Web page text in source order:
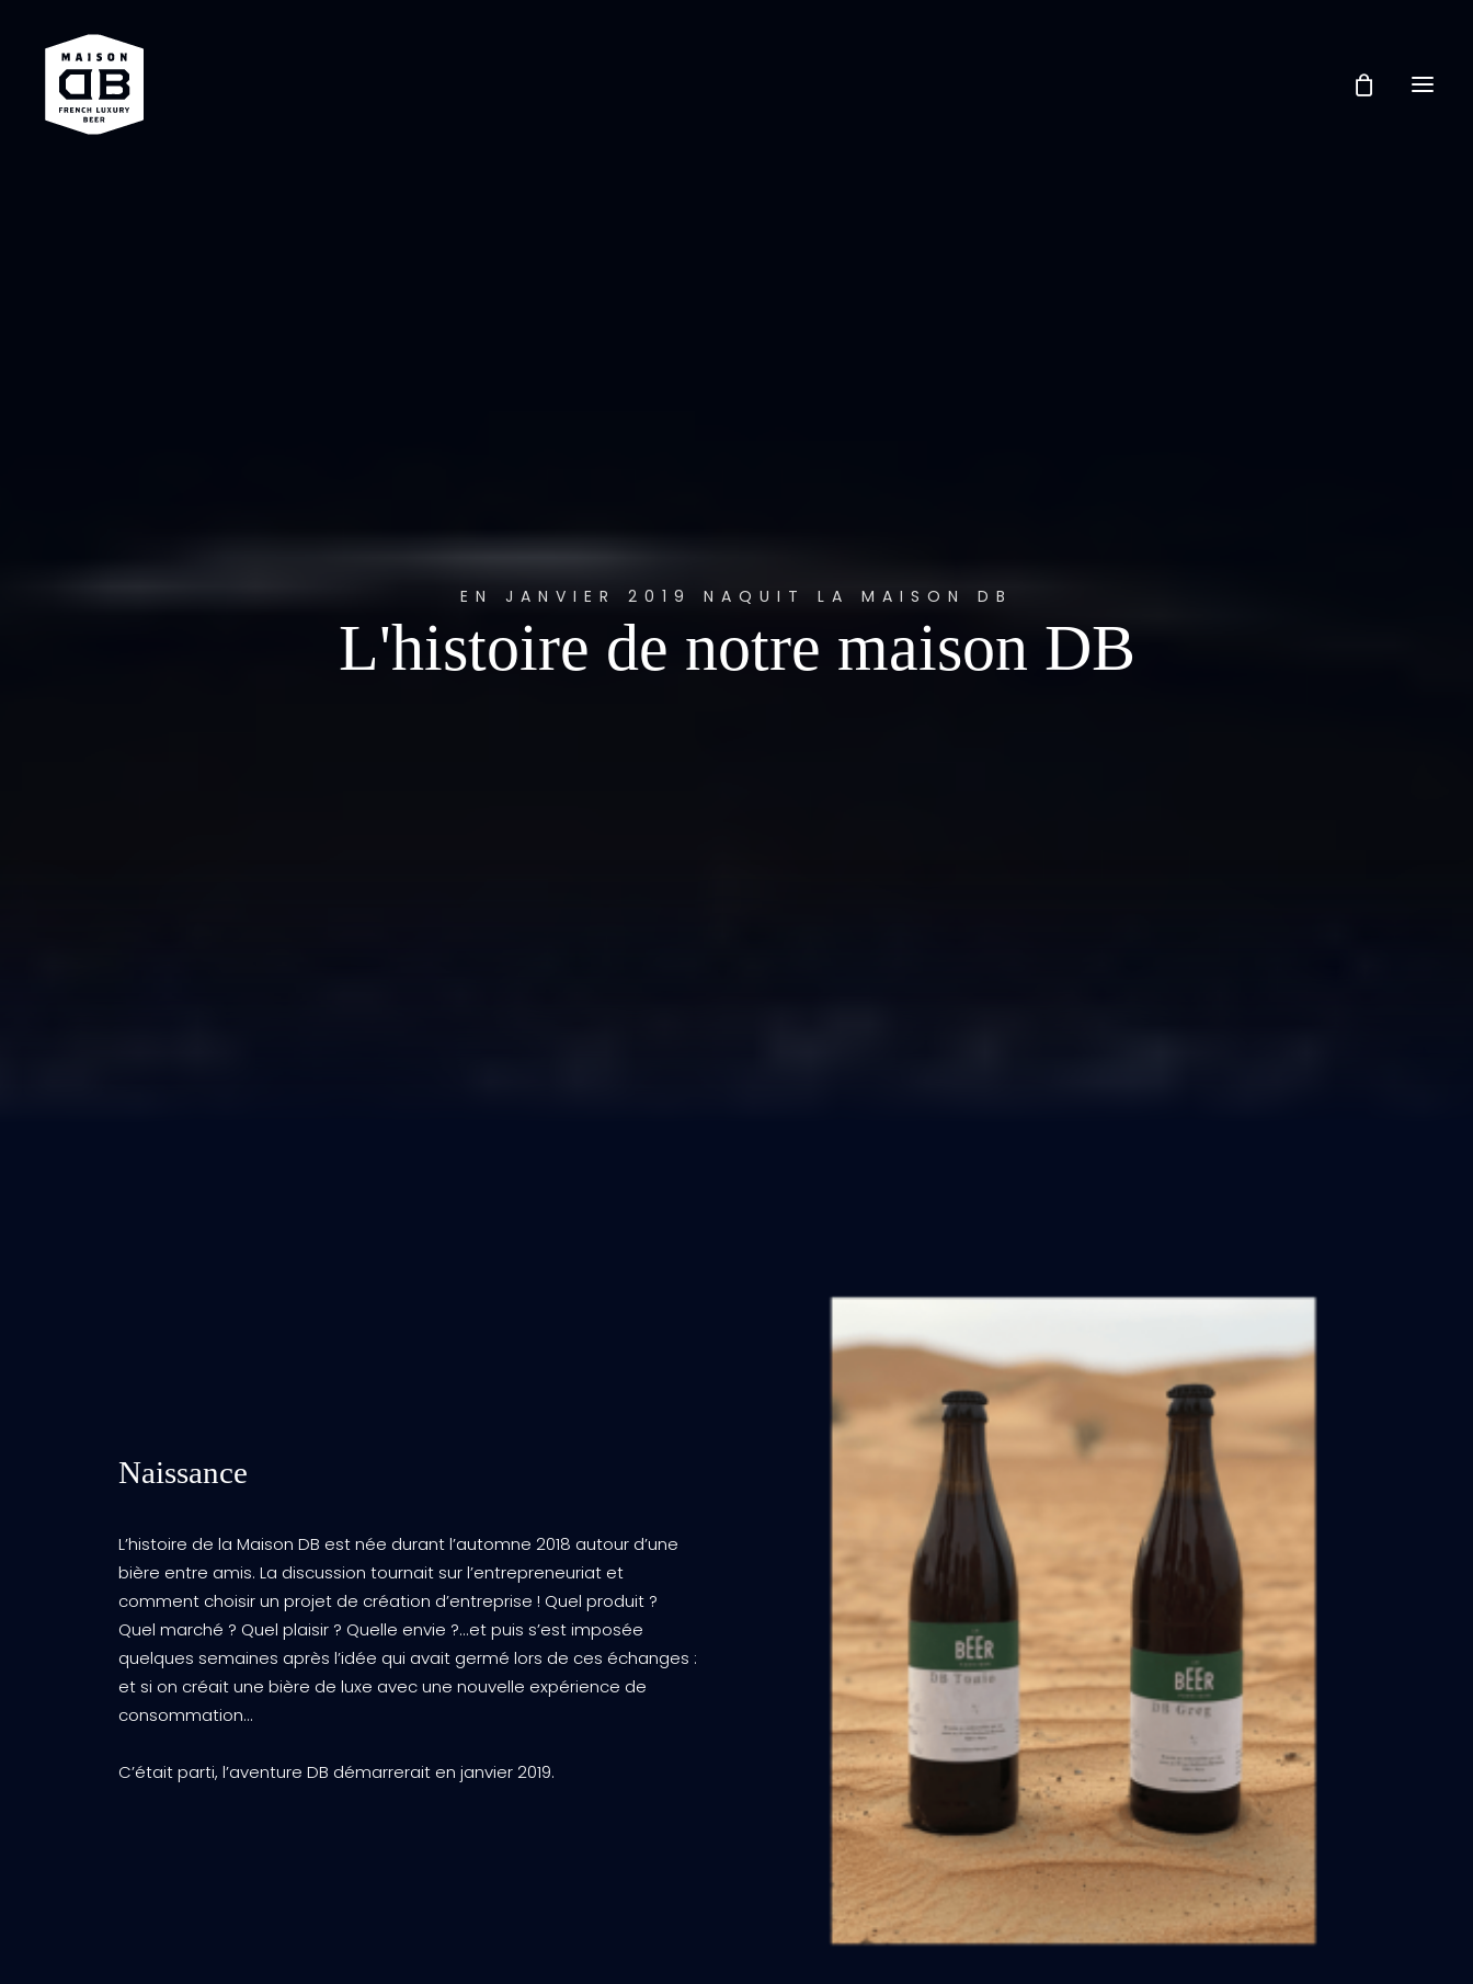
EN JANVIER 2019 NAQUIT LA MAISON DB
L'histoire de notre maison DB
Naissance
L’histoire de la Maison DB est née durant l’automne 2018 autour d’une
bière entre amis. La discussion tournait sur l’entrepreneuriat et
comment choisir un projet de création d’entreprise ! Quel produit ?
Quel marché ? Quel plaisir ? Quelle envie ?...et puis s’est imposée
quelques semaines après l’idée qui avait germé lors de ces échanges :
et si on créait une bière de luxe avec une nouvelle expérience de
consommation…
C’était parti, l’aventure DB démarrerait en janvier 2019.